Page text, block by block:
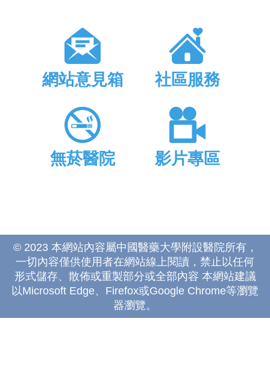
網站意見箱 社區服務
無菸醫院 影片專區
© 2023 本網站內容屬中國醫藥大學附設醫院所有，
一切內容僅供使用者在網站線上閱讀，禁止以任何
形式儲存、散佈或重製部分或全部內容 本網站建議
以Microsoft Edge、Firefox或Google Chrome等瀏覽
器瀏覽。